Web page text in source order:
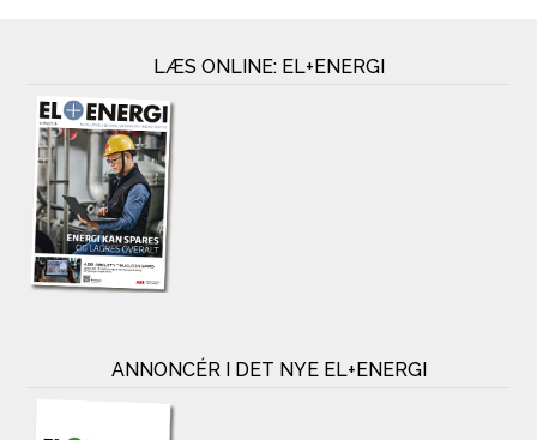
LÆS ONLINE: EL+ENERGI
ANNONCÉR I DET NYE EL+ENERGI